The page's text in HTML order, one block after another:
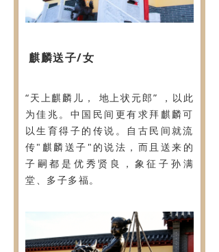
麒麟送子/女
“天上麒麟儿， 地上状元郎” ，以此
为佳兆。中国民间更有求拜麒麟可
以生育得子的传说。自古民间就流
传"麒麟送子"的说法，而且送来的
子嗣都是优秀贤良，象征子孙满
堂、多子多福。